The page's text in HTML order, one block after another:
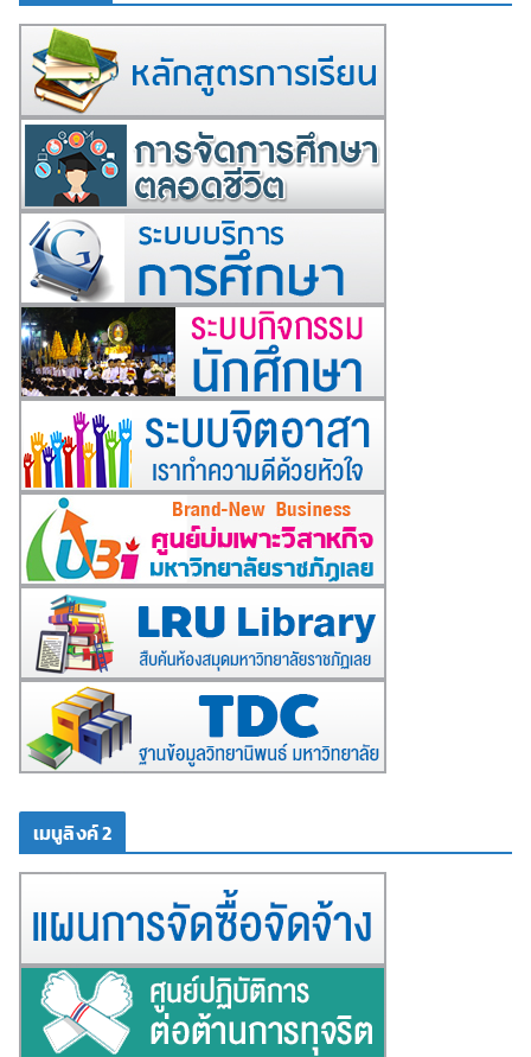
เมนูลิงค์ 2